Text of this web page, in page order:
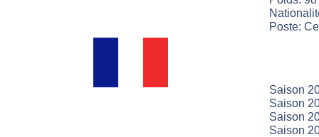
Poste:
Saison
Saison
Saison
Saison